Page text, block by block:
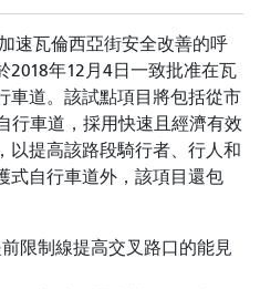
速瓦倫西亞街安全改善的呼
2018年12月4日一致批准在瓦
車道。該試點項目將包括從市
行車道，採用快速且經濟有效
以提高該路段騎行者、行人和
式自行車道外，該項目還包
前限制線提高交叉路口的能見